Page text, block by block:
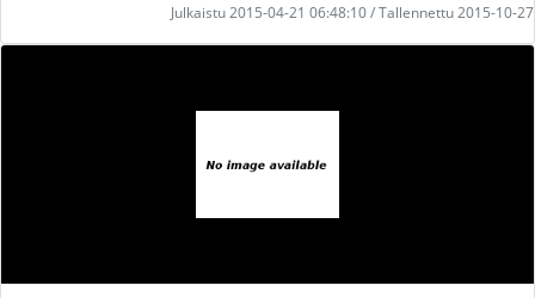
Julkaistu 2015-04-21 06:48:10 / Tallennettu 2015-10-27